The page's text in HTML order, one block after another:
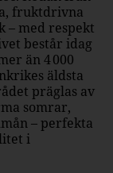
fruktdrivna
– med respekt
består idag
än 4 000
äldsta
präglas av
somrar,
– perfekta
i